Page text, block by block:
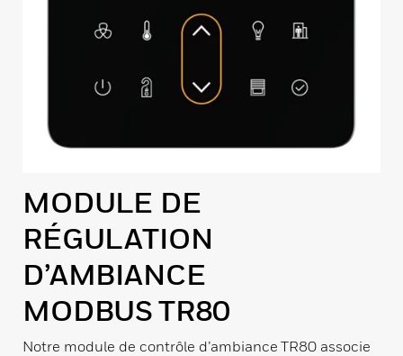
MODULE DE
RÉGULATION
D’AMBIANCE
MODBUS TR80
Notre module de contrôle d’ambiance TR80 associe